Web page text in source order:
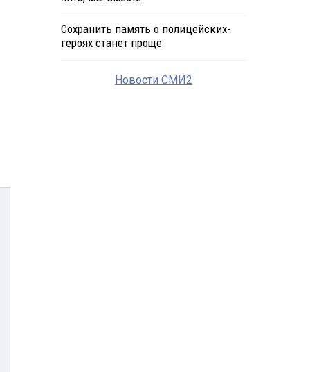
Сохранить память о полицейских-
героях станет проще
Новости СМИ2